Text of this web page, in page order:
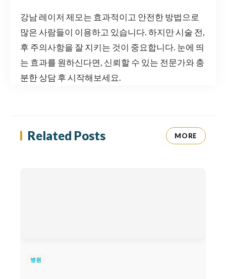
강남 레이저 제모는 효과적이고 안전한 방법으로
많은 사람들이 이용하고 있습니다. 하지만 시술 전,
후 주의사항을 잘 지키는 것이 중요합니다. 눈에 띄
는 효과를 원하신다면, 신뢰할 수 있는 전문가와 충
분한 상담 후 시작해보세요.
Related Posts MORE
병원